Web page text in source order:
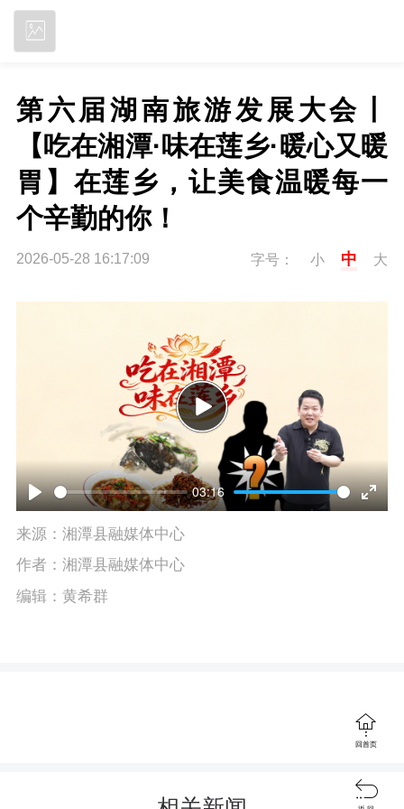
第六届湖南旅游发展大会丨
【吃在湘潭·味在莲乡·暖心又暖
胃】在莲乡，让美食温暖每一
个辛勤的你！
2026-05-28 16:17:09 字号： 小 中 大
P
l
a
03:16
E
u
l
l
l
a
来源：湘潭县融媒体中心
作者：湘潭县融媒体中心
编辑：黄希群

回首页
